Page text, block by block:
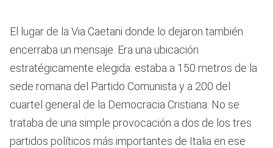
El lugar de la Via Caetani donde lo dejaron también
encerraba un mensaje. Era una ubicación
estratégicamente elegida: estaba a 150 metros de la
sede romana del Partido Comunista y a 200 del
cuartel general de la Democracia Cristiana. No se
trataba de una simple provocación a dos de los tres
partidos políticos más importantes de Italia en ese